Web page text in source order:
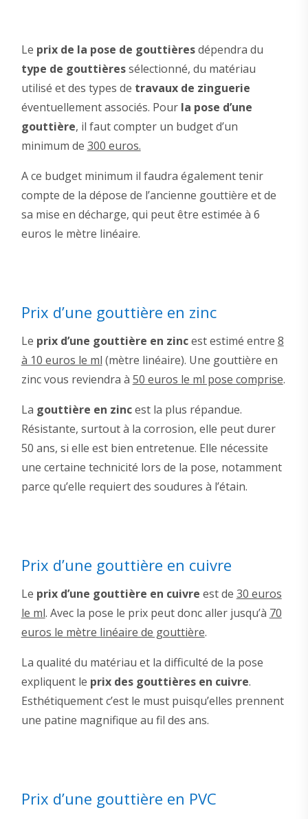
Le prix de la pose de gouttièresdépendra du
type de gouttièressélectionné, du matériau
utilisé et des types de travaux de zinguerie
éventuellement associés. Pourla pose d’une
gouttière, il faut compter un budget d’un
minimum de 300 euros.
A ce budget minimum il faudra également tenir
compte de la dépose de l’ancienne gouttière et de
sa mise en décharge, qui peut être estimée à 6
euros le mètre linéaire.
Prix d’une gouttière en zinc
Le prix d’une gouttière en zincest estimé entre 8
à 10 euros le ml (mètre linéaire). Une gouttière en
zinc vous reviendra à 50 euros le ml pose comprise.
La gouttière en zincest la plus répandue.
Résistante, surtout à la corrosion, elle peut durer
50 ans, si elle est bien entretenue. Elle nécessite
une certaine technicité lors de la pose, notamment
parce qu’elle requiert des soudures à l’étain.
Prix d’une gouttière en cuivre
Le prix d’une gouttière en cuivre est de 30 euros
le ml. Avec la pose le prix peut donc aller jusqu’à 70
euros le mètre linéaire de gouttière.
La qualité du matériau et la difficulté de la pose
expliquent le prix des gouttières en cuivre.
Esthétiquement c’est le must puisqu’elles prennent
une patine magnifique au fil des ans.
Prix d’une gouttière en PVC